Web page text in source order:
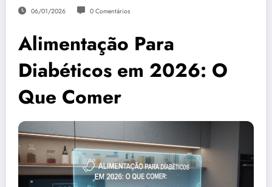
06/01/2026 0 Comentários
Alimentação Para
Diabéticos em 2026: O
Que Comer